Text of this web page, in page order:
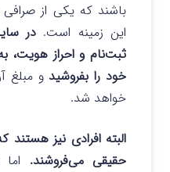
باشند که یکی از
این زمینه است.در
ثبت‌نام و احراز هویت،
خود را بفروشیدو مبلغ
خواهد شد.
البته افرادی نیز هستند
حقیقی می‌فروشند.